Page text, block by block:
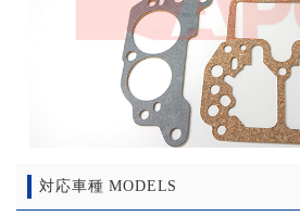
対応車種 MODELS